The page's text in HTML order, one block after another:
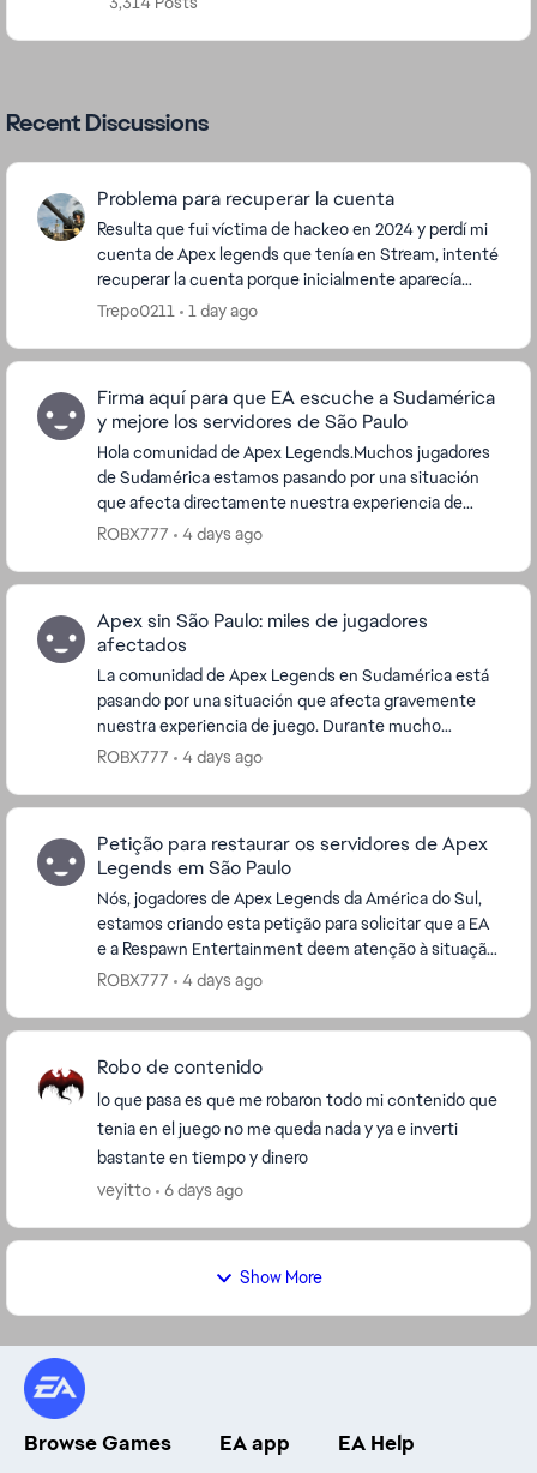
Recent Discussions
Problema para recuperar la cuenta
Resulta que fui víctima de hackeo en 2024 y perdí mi
cuenta de Apex legends que tenía en Stream, intenté
recuperar la cuenta porque inicialmente aparecía
baneada, lo cual apelé, pero luego de eso me ...
Trepo0211 1 day ago
Firma aquí para que EA escuche a Sudamérica
y mejore los servidores de São Paulo
Hola comunidad de Apex Legends.Muchos jugadores
de Sudamérica estamos pasando por una situación
que afecta directamente nuestra experiencia de
juego: los problemas con los servidores de São
ROBX777 4 days ago
Apex sin São Paulo: miles de jugadores
afectados
La comunidad de Apex Legends en Sudamérica está
pasando por una situación que afecta gravemente
nuestra experiencia de juego. Durante mucho
tiempo, los servidores de São Paulo fueron la opción
ROBX777 4 days ago
Petição para restaurar os servidores de Apex
Legends em São Paulo
Nós, jogadores de Apex Legends da América do Sul,
estamos criando esta petição para solicitar que a EA
e a Respawn Entertainment deem atenção à situação
dos servidores brasileiros, especialmente os s...
ROBX777 4 days ago
Robo de contenido
lo que pasa es que me robaron todo mi contenido que
tenia en el juego no me queda nada y ya e inverti
bastante en tiempo y dinero
veyitto
6 days ago
Show More
Browse Games EA app EA Help